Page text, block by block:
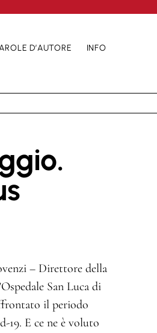
D’AUTORE INFO
– Direttore della
San Luca di
il periodo
19. E ce ne è voluto